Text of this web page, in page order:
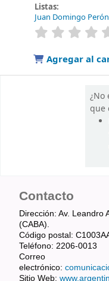
Listas:
Juan Domingo
valoración
Agregar al
¿No
que
Contacto
Dirección: Av. Leandro
(CABA).
Código postal:
Teléfono: 2206-0013
Correo
electrónico:
Sitio Web: